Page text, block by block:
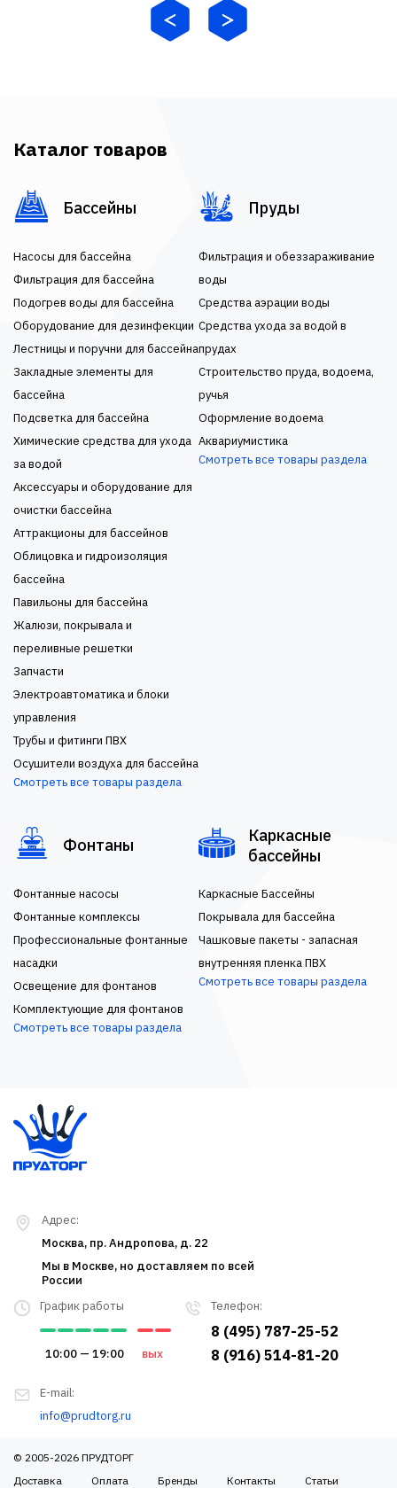
Каталог товаров
Бассейны
Насосы для бассейна
Фильтрация для бассейна
Подогрев воды для бассейна
Оборудование для дезинфекции
Лестницы и поручни для бассейна
Закладные элементы для
бассейна
Подсветка для бассейна
Химические средства для ухода
за водой
Аксессуары и оборудование для
очистки бассейна
Аттракционы для бассейнов
Облицовка и гидроизоляция
бассейна
Павильоны для бассейна
Жалюзи, покрывала и
переливные решетки
Запчасти
Электроавтоматика и блоки
управления
Трубы и фитинги ПВХ
Осушители воздуха для бассейна
Смотреть все товары раздела
Пруды
Фильтрация и обеззараживание
воды
Средства аэрации воды
Средства ухода за водой в
прудах
Строительство пруда, водоема,
ручья
Оформление водоема
Аквариумистика
Смотреть все товары раздела
Фонтаны
Фонтанные насосы
Фонтанные комплексы
Профессиональные фонтанные
насадки
Освещение для фонтанов
Комплектующие для фонтанов
Смотреть все товары раздела
Каркасные
бассейны
Каркасные Бассейны
Покрывала для бассейна
Чашковые пакеты - запасная
внутренняя пленка ПВХ
Смотреть все товары раздела
Телефон:
8 (495) 787-25-52
8 (916) 514-81-20
График работы
10:00 — 19:00 вых
E-mail:
info@prudtorg.ru
Адрес:
Москва, пр. Андропова, д. 22
Мы в Москве, но доставляем по всей
России
© 2005-2026 ПРУДТОРГ
Доставка
Оплата Бренды Контакты
Статьи